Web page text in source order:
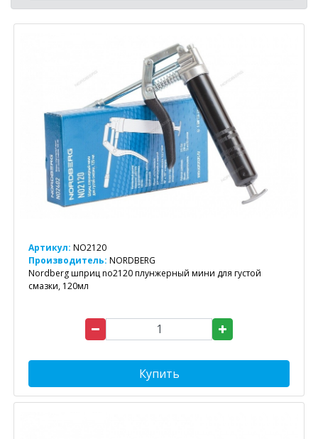
Артикул: NO2120
Производитель: NORDBERG
Nordberg шприц no2120 плунжерный мини для густой
смазки, 120мл
Купить